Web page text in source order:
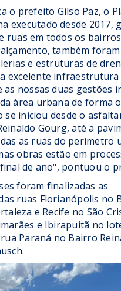
o prefeito Gilso Paz, o
executado desde 2017,
ruas em todos os
também
e estruturas de
excelente infraestrutura
as nossas duas gestões
área urbana de forma
se iniciou desde o
Gourg, até a
as ruas do perímetro
obras estão em
de ano", pontuou o
foram finalizadas as
ruas Florianópolis no
e Recife no São
e Ibirapuitã no
Paraná no Bairro